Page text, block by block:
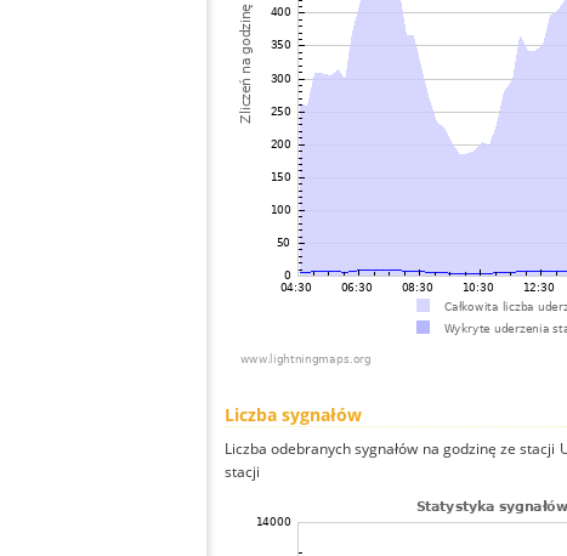
Liczba sygnałów
Liczba odebranych sygnałów na godzinę ze
stacji